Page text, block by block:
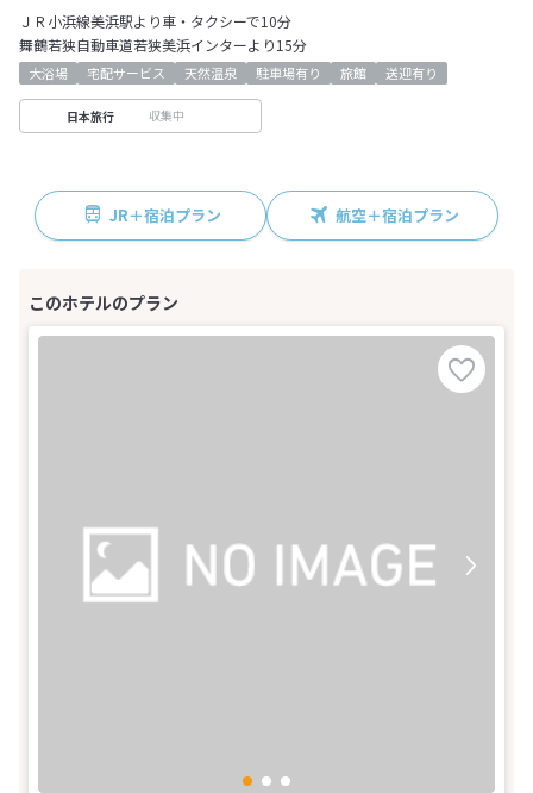
ＪＲ小浜線美浜駅より車・タクシーで10分
舞鶴若狭自動車道若狭美浜インターより15分
大浴場 宅配サービス 天然温泉 駐車場有り 旅館 送迎有り
日本旅行 収集中
JR＋宿泊プラン 航空＋宿泊プラン